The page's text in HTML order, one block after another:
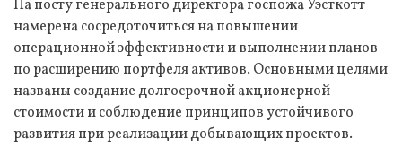
На посту генерального директора госпожа Уэсткотт
намерена сосредоточиться на повышении
операционной эффективности и выполнении планов
по расширению портфеля активов. Основными целями
названы создание долгосрочной акционерной
стоимости и соблюдение принципов устойчивого
развития при реализации добывающих проектов.